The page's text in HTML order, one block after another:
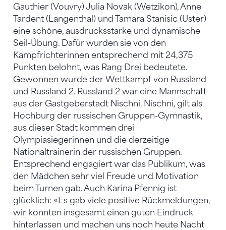
Gauthier (Vouvry) Julia Novak (Wetzikon), Anne
Tardent (Langenthal) und Tamara Stanisic (Uster)
eine schöne, ausdrucksstarke und dynamische
Seil-Übung. Dafür wurden sie von den
Kampfrichterinnen entsprechend mit 24,375
Punkten belohnt, was Rang Drei bedeutete.
Gewonnen wurde der Wettkampf von Russland
und Russland 2. Russland 2 war eine Mannschaft
aus der Gastgeberstadt Nischni. Nischni, gilt als
Hochburg der russischen Gruppen-Gymnastik,
aus dieser Stadt kommen drei
Olympiasiegerinnen und die derzeitige
Nationaltrainerin der russischen Gruppen.
Entsprechend engagiert war das Publikum, was
den Mädchen sehr viel Freude und Motivation
beim Turnen gab. Auch Karina Pfennig ist
glücklich: «Es gab viele positive Rückmeldungen,
wir konnten insgesamt einen guten Eindruck
hinterlassen und machen uns noch heute Nacht